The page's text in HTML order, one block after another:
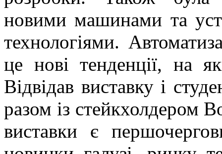
новими машинами та
технологіями.
це нові тенденції, на
Відвідав виставку і
разом із стейкхолдером
виставки є